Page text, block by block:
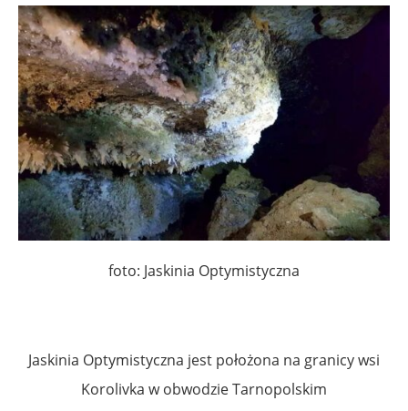
foto: Jaskinia Optymistyczna
Jaskinia Optymistyczna jest położona na granicy wsi
Korolivka w obwodzie Tarnopolskim